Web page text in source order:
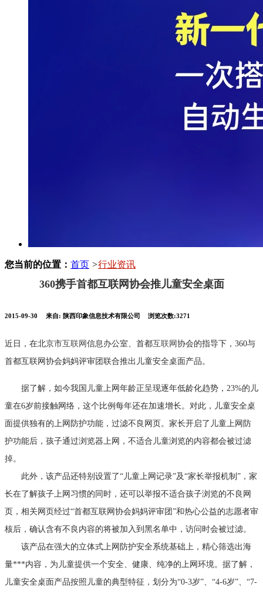
您当前的位置： 首页 >行业资讯
360携手首都互联网协会推儿童安全桌面
2015-09-30 来自: 陕西印象信息技术有限公司 浏览次数:3271
近日，在北京市互联网 信息办公室、首都互联网 协会的指导下，360与
首都互联网协会妈妈评审团联合推出儿童安全桌面产品。
据了解，如今我国儿童上网年龄正呈现逐年低龄化趋势，23%的儿
童在6岁前接触网络，这个比例每年还在加速增长。对此，儿童安全桌
面提供独有的上网防护功能，过滤不良网页。家长开启了儿童上网防
护功能后，孩子通过浏览器上网，不适合儿童浏览的内容都会被过滤
掉。
此外，该产品还特别设置了“儿童上网记录”及“家长举报机制”，家
长在了解孩子上网习惯的同时，还可以举报不适合孩子浏览的不良网
页，相关网页经过“首都互联网协会妈妈评审团”和热心公益的志愿者审
核后，确认含有不良内容的将被加入到黑名单中，访问时会被过滤。
该产品在强大的立体式上网防护安全系统基础上，精心筛选出海
量***内容，为儿童提供一个安全、健康、纯净的上网环境。据了解，
儿童安全桌面产品按照儿童的典型特征，划分为“0-3岁”、“4-6岁”、“7-